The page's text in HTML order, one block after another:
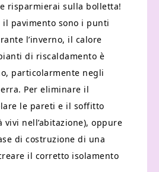
risparmierai sulla bolletta!
pavimento sono i punti
l’inverno, il calore
di riscaldamento è
particolarmente negli
Per eliminare il
le pareti e il soffitto
vivi nell’abitazione), oppure
di costruzione di una
il corretto isolamento